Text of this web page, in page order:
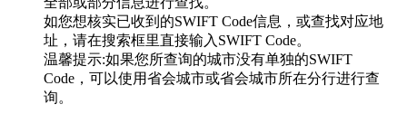
如您想核实已收到的SWIFT Code信息，或查找对应地
址，请在搜索框里直接输入SWIFT Code。
温馨提示:如果您所查询的城市没有单独的SWIFT
Code，可以使用省会城市或省会城市所在分行进行查
询。